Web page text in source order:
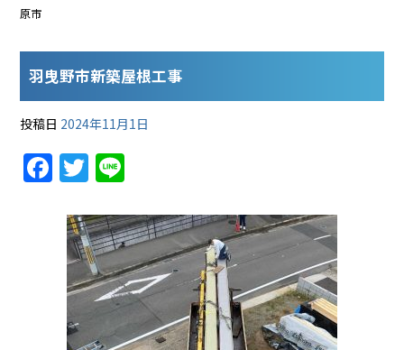
原市
羽曳野市新築屋根工事
投稿日 2024年11月1日
F
a
c
e
b
o
o
T
w
itt
er
e